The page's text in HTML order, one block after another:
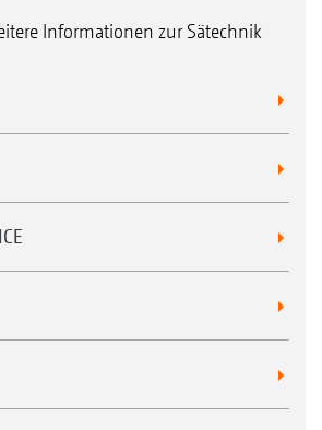
Informationen zur Sätechnik